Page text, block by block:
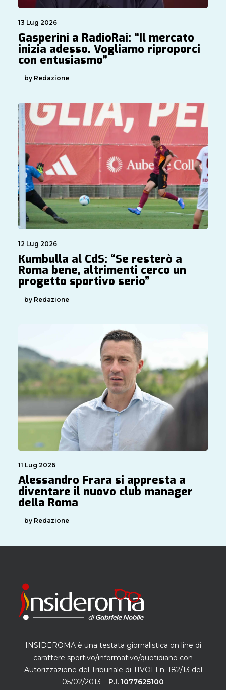
13 Lug 2026
Gasperini a RadioRai: “Il mercato
inizia adesso. Vogliamo riproporci
con entusiasmo”
by Redazione
12 Lug 2026
Kumbulla al CdS: “Se resterò a
Roma bene, altrimenti cerco un
progetto sportivo serio”
by Redazione
11 Lug 2026
Alessandro Frara si appresta a
diventare il nuovo club manager
della Roma
by Redazione
INSIDEROMA è una testata giornalistica on line di
carattere sportivo/informativo/quotidiano con
Autorizzazione del Tribunale di TIVOLI n. 182/13 del
05/02/2013 – P.I. 1077625100